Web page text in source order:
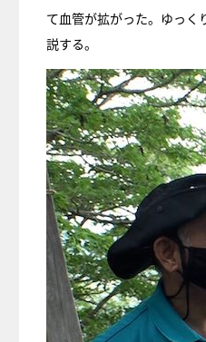
て血管が拡がった。ゆっく
説する。